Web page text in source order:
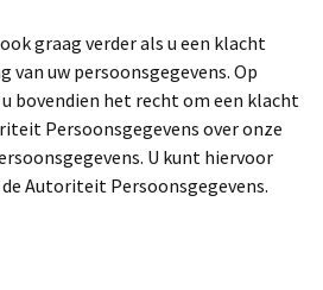
graag verder als u een klacht
van uw persoonsgegevens. Op
u bovendien het recht om een klacht
Persoonsgegevens over onze
U kunt hiervoor
Autoriteit Persoonsgegevens.